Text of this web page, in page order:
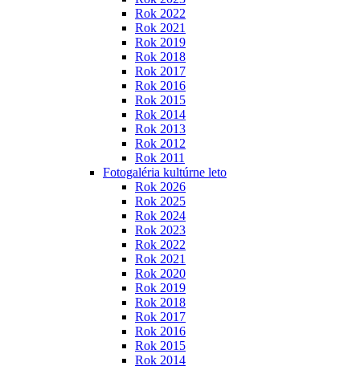
Rok 2022
Rok 2021
Rok 2019
Rok 2018
Rok 2017
Rok 2016
Rok 2015
Rok 2014
Rok 2013
Rok 2012
Rok 2011
Fotogaléria kultúrne leto
Rok 2026
Rok 2025
Rok 2024
Rok 2023
Rok 2022
Rok 2021
Rok 2020
Rok 2019
Rok 2018
Rok 2017
Rok 2016
Rok 2015
Rok 2014